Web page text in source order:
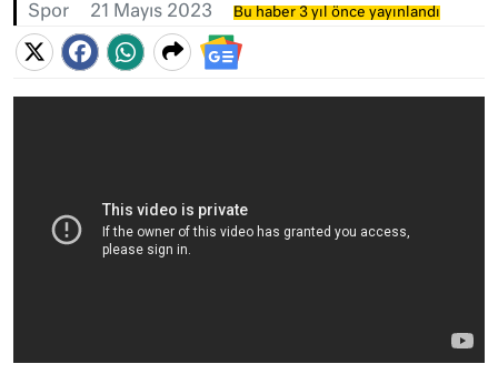
Spor 21 Mayıs 2023 Bu haber 3 yıl önce yayınlandı